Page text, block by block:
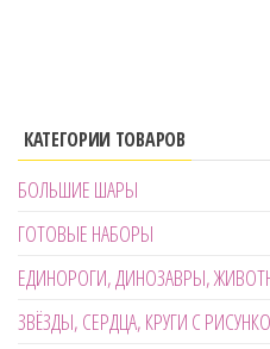
КАТЕГОРИИ ТОВАРОВ
БОЛЬШИЕ ШАРЫ
ГОТОВЫЕ НАБОРЫ
ЕДИНОРОГИ, ДИНОЗАВРЫ,
ЗВЁЗДЫ, СЕРДЦА, КРУГИ С